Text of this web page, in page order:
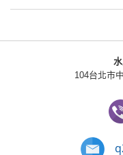
104台北市